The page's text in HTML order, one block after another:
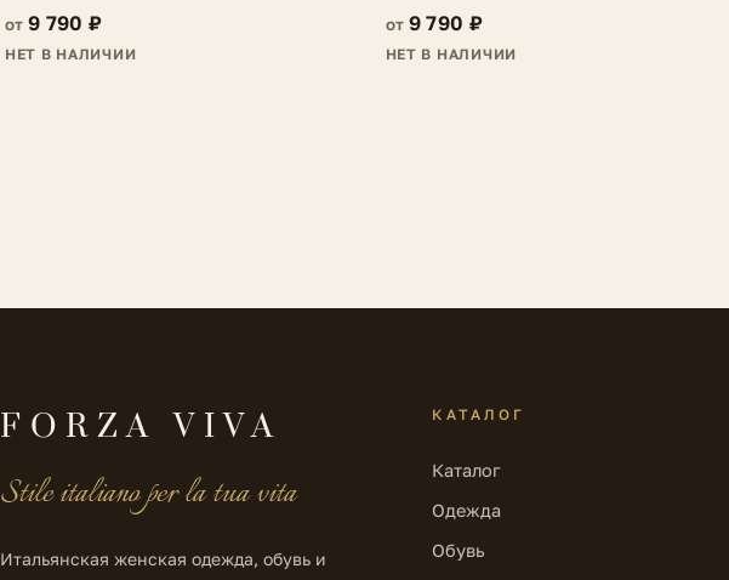
от 9 790 ₽
НЕТ В НАЛИЧИИ
от 9 790 ₽
НЕТ В НАЛИЧИИ
FORZA VIVA
Stile italiano per la tua vita
Итальянская женская одежда, обувь и
КАТАЛОГ
Каталог
Одежда
Обувь